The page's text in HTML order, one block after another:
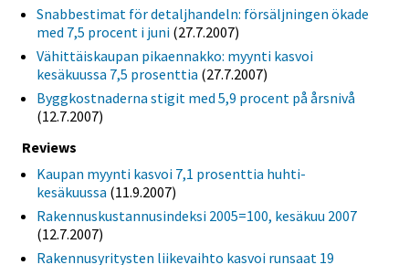
Snabbestimat för detaljhandeln: försäljningen ökade
med 7,5 procent i juni (27.7.2007)
Vähittäiskaupan pikaennakko: myynti kasvoi
kesäkuussa 7,5 prosenttia (27.7.2007)
Byggkostnaderna stigit med 5,9 procent på årsnivå
(12.7.2007)
Reviews
Kaupan myynti kasvoi 7,1 prosenttia huhti-
kesäkuussa (11.9.2007)
Rakennuskustannusindeksi 2005=100, kesäkuu 2007
(12.7.2007)
Rakennusyritysten liikevaihto kasvoi runsaat 19